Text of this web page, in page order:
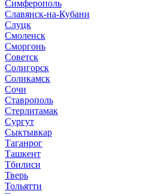
Симферополь
Славянск-на-Кубани
Слуцк
Смоленск
Сморгонь
Советск
Солигорск
Соликамск
Сочи
Ставрополь
Стерлитамак
Сургут
Сыктывкар
Таганрог
Ташкент
Тбилиси
Тверь
Тольятти